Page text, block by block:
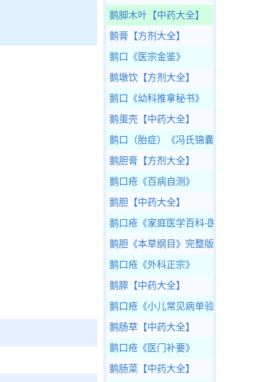
鹅脚木叶 【中药大全】
鹅膏 【方剂大全】
鹅口 《医宗金鉴》
鹅墩饮 【方剂大全】
鹅口 《幼科推拿秘书》
鹅蛋壳 【中药大全】
鹅口（胎症） 《冯氏锦囊秘录》
鹅胆膏 【方剂大全】
鹅口疮 《百病自测》
鹅胆 【中药大全】
鹅口疮 《家庭医学百科-医疗康复篇
鹅胆 《本草纲目》完整版
鹅口疮 《外科正宗》
鹅臎 【中药大全】
鹅口疮 《小儿常见病单验方》
鹅肠草 【中药大全】
鹅口疮 《医门补要》
鹅肠菜 【中药大全】